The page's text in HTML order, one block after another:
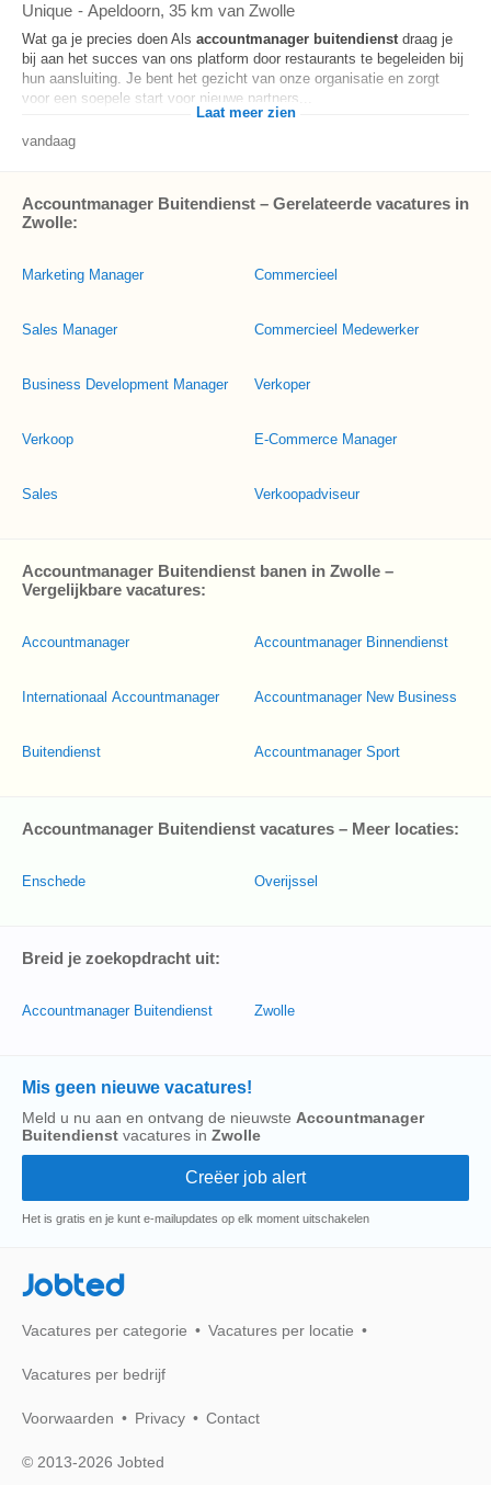
Unique - Apeldoorn, 35 km van Zwolle
Wat ga je precies doen Als accountmanager buitendienstdraag je
bij aan het succes van ons platform door restaurants te begeleiden bij
hun aansluiting. Je bent het gezicht van onze organisatie en zorgt
voor een soepele start voor nieuwe partners...
Laat meer zien
vandaag
Accountmanager Buitendienst – Gerelateerde vacatures in
Zwolle:
Marketing Manager
Sales Manager
Business Development Manager
Verkoop
Sales
Commercieel
Commercieel Medewerker
Verkoper
E-Commerce Manager
Verkoopadviseur
Accountmanager Buitendienst banen in Zwolle –
Vergelijkbare vacatures:
Accountmanager
Internationaal Accountmanager
Buitendienst
Accountmanager Binnendienst
Accountmanager New Business
Accountmanager Sport
Accountmanager Buitendienst vacatures – Meer locaties:
Enschede Overijssel
Breid je zoekopdracht uit:
Accountmanager Buitendienst Zwolle
Mis geen nieuwe vacatures!
Meld u nu aan en ontvang de nieuwste Accountmanager
Buitendienst vacatures in Zwolle
Het is gratis en je kunt e-mailupdates op elk moment uitschakelen
Jobted
Vacatures per categorie Vacatures per locatie
Vacatures per bedrijf
Voorwaarden Privacy Contact
© 2013-2026 Jobted